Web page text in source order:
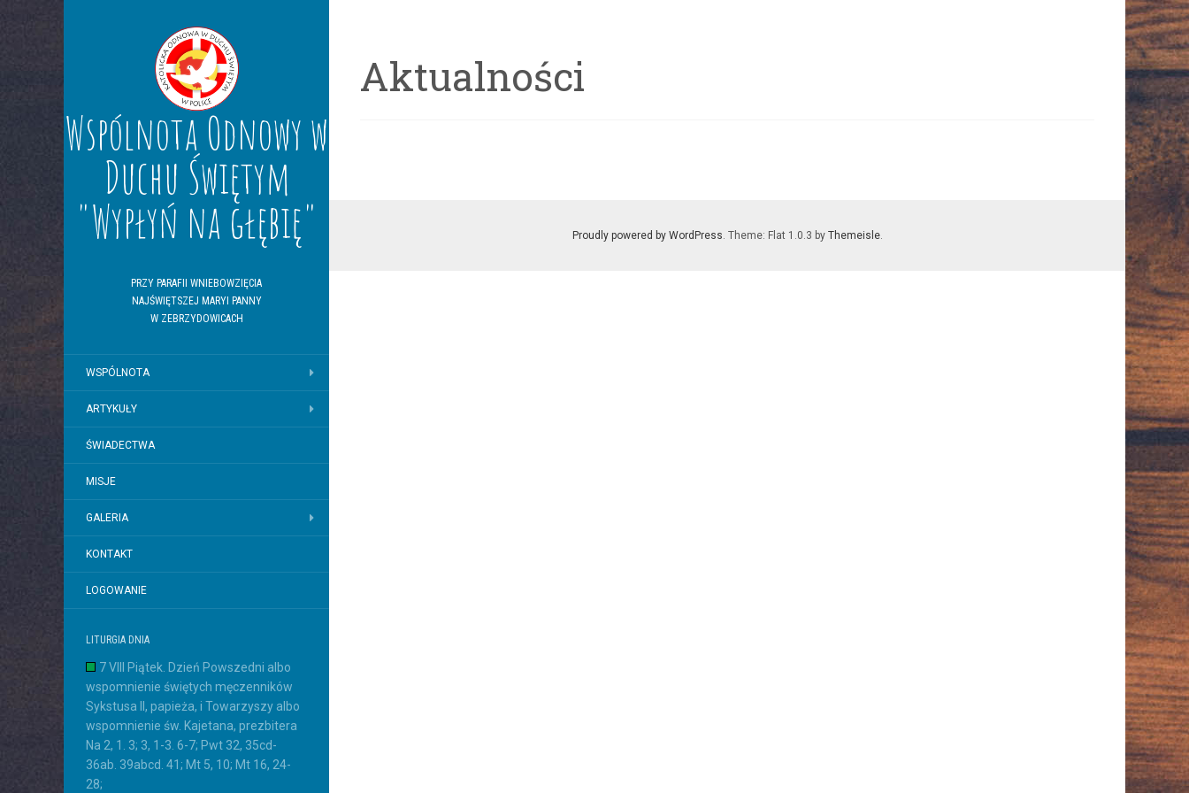
Wspólnota Odnowy w
Duchu Świętym
"Wypłyń na głębię"
PRZY PARAFII WNIEBOWZIĘCIA
NAJŚWIĘTSZEJ MARYI PANNY
W ZEBRZYDOWICACH
WSPÓLNOTA
ARTYKUŁY
ŚWIADECTWA
MISJE
GALERIA
KONTAKT
LOGOWANIE
LITURGIA DNIA
7 VIII Piątek. Dzień Powszedni albo
wspomnienie świętych męczenników
Sykstusa II, papieża, i Towarzyszy albo
wspomnienie św. Kajetana, prezbitera
Na 2, 1. 3; 3, 1-3. 6-7; Pwt 32, 35cd-
36ab. 39abcd. 41; Mt 5, 10; Mt 16, 24-
28;
Aktualności
Proudly powered by WordPress. Theme: Flat 1.0.3 by Themeisle.